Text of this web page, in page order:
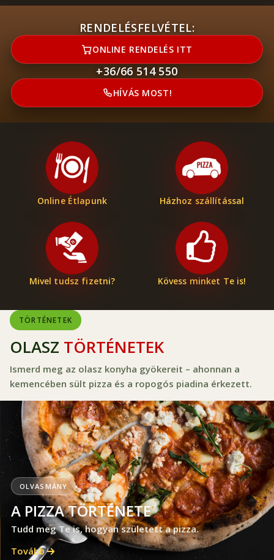
RENDELÉSFELVÉTEL:
ONLINE RENDELÉS ITT
+36/66 514 550
HÍVÁS MOST!
Online Étlapunk Házhoz szállítással
Mivel tudsz fizetni? Kövess minket Te is!
TÖRTÉNETEK
OLASZ TÖRTÉNETEK
Ismerd meg az olasz konyha gyökereit – ahonnan a
kemencében sült pizza és a ropogós piadina érkezett.
OLVASMÁNY
A PIZZA TÖRTÉNETE
Tudd meg Te is, hogyan született a pizza.
Tovább